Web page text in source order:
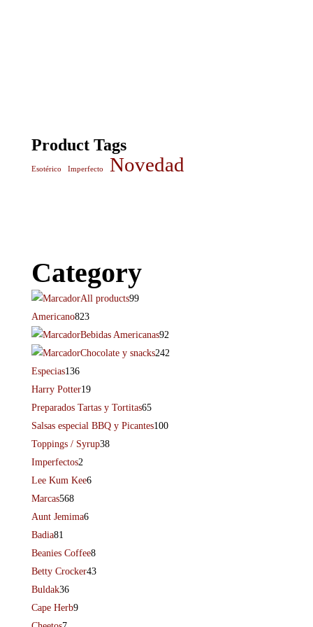
Product Tags
Esotérico Imperfecto Novedad
Category
All products99
Americano823
Bebidas Americanas92
Chocolate y snacks242
Especias136
Harry Potter19
Preparados Tartas y Tortitas65
Salsas especial BBQ y Picantes100
Toppings / Syrup38
Imperfectos2
Lee Kum Kee6
Marcas568
Aunt Jemima6
Badia81
Beanies Coffee8
Betty Crocker43
Buldak36
Cape Herb9